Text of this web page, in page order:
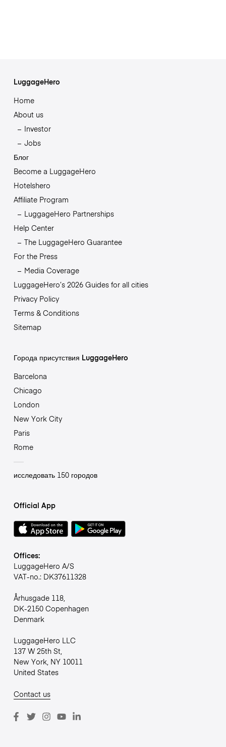
LuggageHero
Home
About us
Investor
Jobs
Блог
Become a LuggageHero
Hotelshero
Affiliate Program
LuggageHero Partnerships
Help Center
The LuggageHero Guarantee
For the Press
Media Coverage
LuggageHero’s 2026 Guides for all cities
Privacy Policy
Terms & Conditions
Sitemap
Города присутствия LuggageHero
Barcelona
Chicago
London
New York City
Paris
Rome
исследовать 150 городов
Official App
Offices:
LuggageHero A/S
VAT-no.: DK37611328
Århusgade 118,
DK-2150 Copenhagen
Denmark
LuggageHero LLC
137 W 25th St,
New York, NY 10011
United States
Contact us